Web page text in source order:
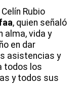
Rubio
, quien señaló
alma, vida y
en dar
asistencias y
todos los
y todos sus